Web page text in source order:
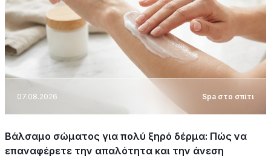
07.08.2026 Spa στο σπίτι
Βάλσαμο σώματος για πολύ ξηρό δέρμα: Πώς να
επαναφέρετε την απαλότητα και την άνεση